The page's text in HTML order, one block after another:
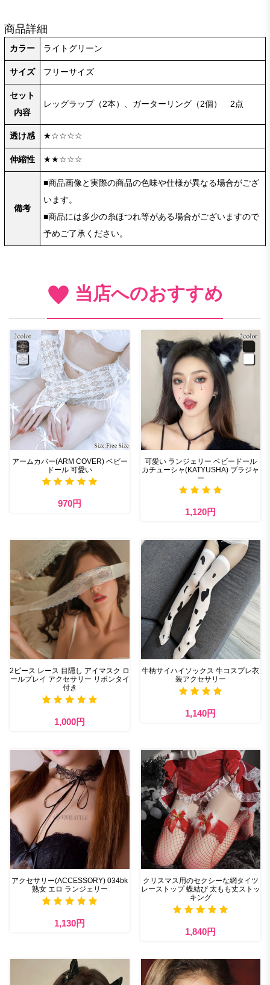
商品詳細
カラー ライトグリーン
サイズ フリーサイズ
セット
内容
レッグラップ（2本）、ガーターリング（2個） 2点
透け感 ★☆☆☆☆
伸縮性 ★★☆☆☆
備考
■商品画像と実際の商品の色味や仕様が異なる場合がござ
います。
■商品には多少の糸ほつれ等がある場合がございますので
予めご了承ください。
当店へのおすすめ
アームカバー(ARM COVER) ベビー
ドール 可愛い
970円
可愛い ランジェリー ベビードール
カチューシャ(KATYUSHA) ブラジャ
ー
1,120円
2ピース レース 目隠し アイマスク ロ
ールプレイ アクセサリー リボンタイ
付き
1,000円
牛柄サイハイソックス 牛コスプレ衣
装アクセサリー
1,140円
アクセサリー(ACCESSORY) 034bk
熟女 エロ ランジェリー
1,130円
クリスマス用のセクシーな網タイツ
レーストップ 蝶結び 太もも丈ストッ
キング
1,840円